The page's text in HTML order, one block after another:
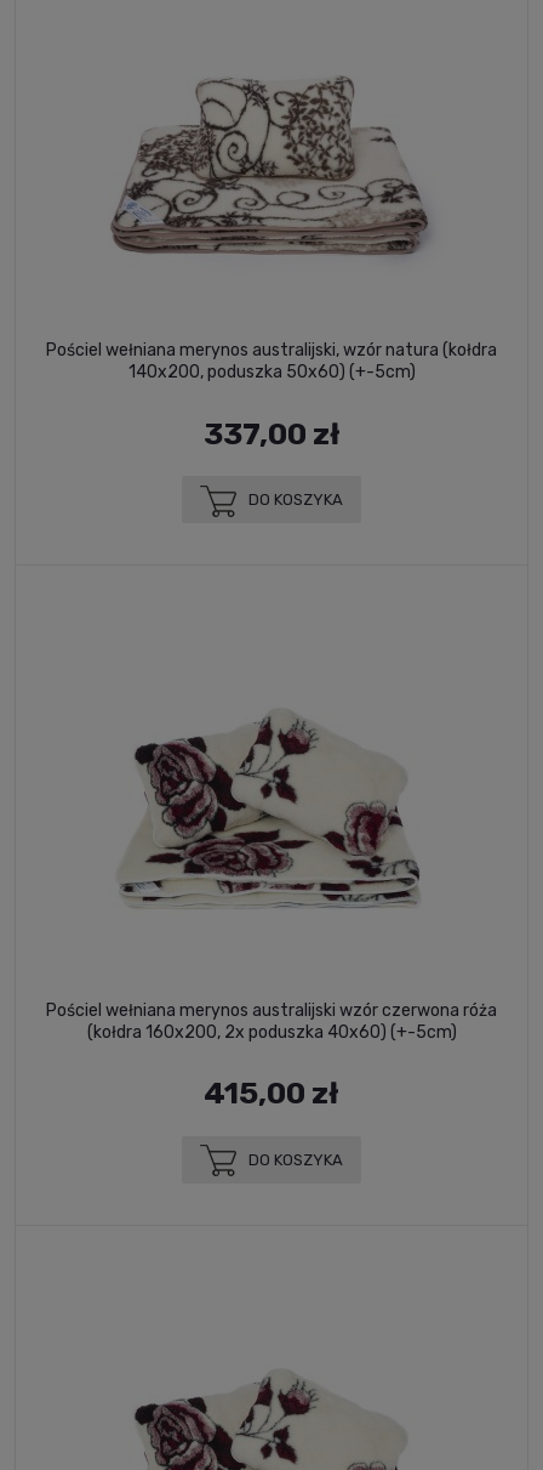
Pościel wełniana merynos australijski, wzór natura (kołdra
140x200, poduszka 50x60) (+-5cm)
337,00 zł
DO KOSZYKA
Pościel wełniana merynos australijski wzór czerwona róża
(kołdra 160x200, 2x poduszka 40x60) (+-5cm)
415,00 zł
DO KOSZYKA